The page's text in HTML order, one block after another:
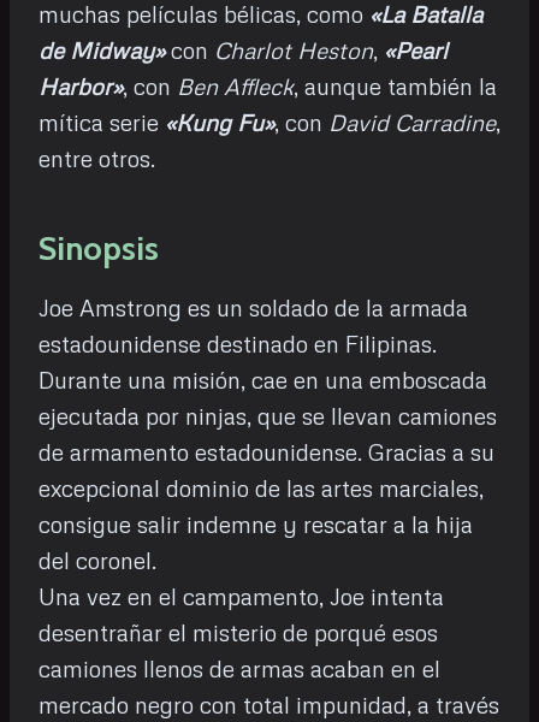
muchas películas bélicas, como «La Batalla
de Midway»con Charlot Heston, «Pearl
Harbor», con Ben Affleck, aunque también la
mítica serie «Kung Fu», con David Carradine,
entre otros.
Sinopsis
Joe Amstrong es un soldado de la armada
estadounidense destinado en Filipinas.
Durante una misión, cae en una emboscada
ejecutada por ninjas, que se llevan camiones
de armamento estadounidense. Gracias a su
excepcional dominio de las artes marciales,
consigue salir indemne y rescatar a la hija
del coronel.
Una vez en el campamento, Joe intenta
desentrañar el misterio de porqué esos
camiones llenos de armas acaban en el
mercado negro con total impunidad, a través